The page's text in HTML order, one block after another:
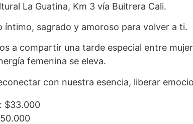
La Guatina, Km 3 vía Buitrera Cali.
íntimo, sagrado y amoroso para volver a ti.
a compartir una tarde especial entre
femenina se eleva.
con nuestra esencia, liberar
$33.000